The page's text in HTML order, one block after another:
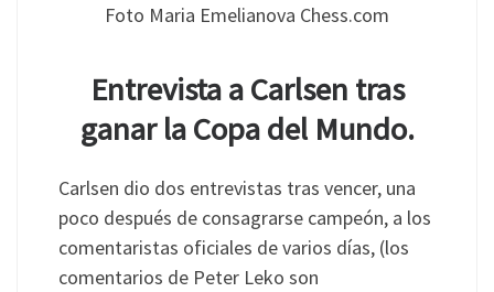
Foto Maria Emelianova Chess.com
Entrevista a Carlsen tras
ganar la Copa del Mundo.
Carlsen dio dos entrevistas tras vencer, una
poco después de consagrarse campeón, a los
comentaristas oficiales de varios días, (los
comentarios de Peter Leko son